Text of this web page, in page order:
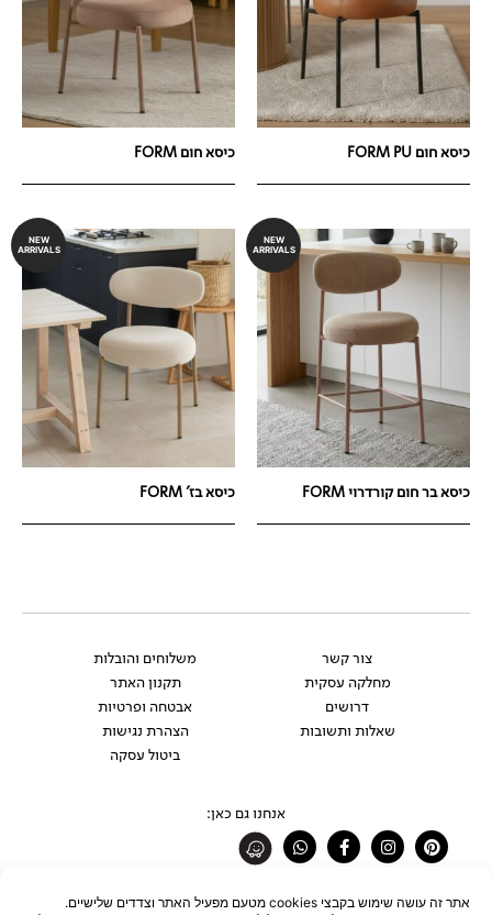
כיסא חום FORM PU כיסא חום FORM
NEW
ARRIVALS
כיסא בר חום קורדרוי FORM
NEW
ARRIVALS
כיסא בז' FORM
צור קשר
מחלקה עסקית
דרושים
שאלות ותשובות
משלוחים והובלות
תקנון האתר
אבטחה ופרטיות
הצהרת נגישות
ביטול עסקה
אנחנו גם כאן:
Pinterest
Instagram
Facebook-
f
Whatsapp